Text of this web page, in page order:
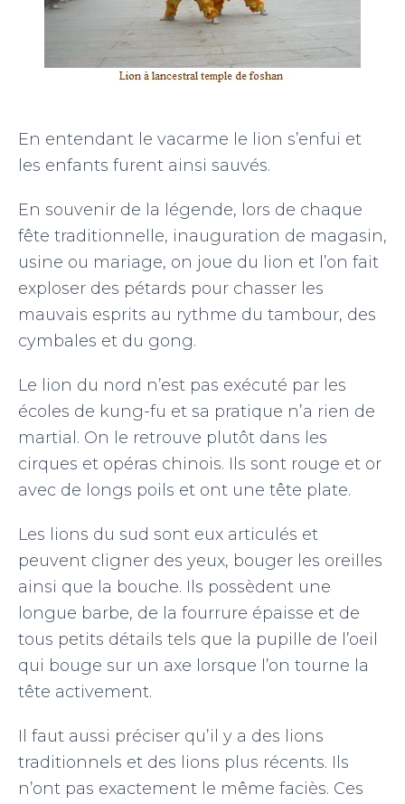
En entendant le vacarme le lion s’enfui et
les enfants furent ainsi sauvés.
En souvenir de la légende, lors de chaque
fête traditionnelle, inauguration de magasin,
usine ou mariage, on joue du lion et l’on fait
exploser des pétards pour chasser les
mauvais esprits au rythme du tambour, des
cymbales et du gong.
Le lion du nord n’est pas exécuté par les
écoles de kung-fu et sa pratique n’a rien de
martial. On le retrouve plutôt dans les
cirques et opéras chinois. Ils sont rouge et or
avec de longs poils et ont une tête plate.
Les lions du sud sont eux articulés et
peuvent cligner des yeux, bouger les oreilles
ainsi que la bouche. Ils possèdent une
longue barbe, de la fourrure épaisse et de
tous petits détails tels que la pupille de l’oeil
qui bouge sur un axe lorsque l’on tourne la
tête activement.
Il faut aussi préciser qu’il y a des lions
traditionnels et des lions plus récents. Ils
n’ont pas exactement le même faciès. Ces